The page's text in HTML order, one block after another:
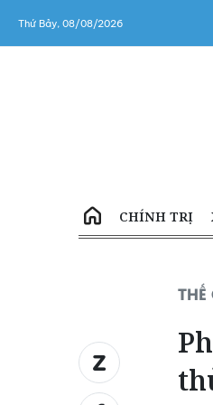
Thứ Bảy, 08/08/2026
CHÍNH TRỊ
THẾ